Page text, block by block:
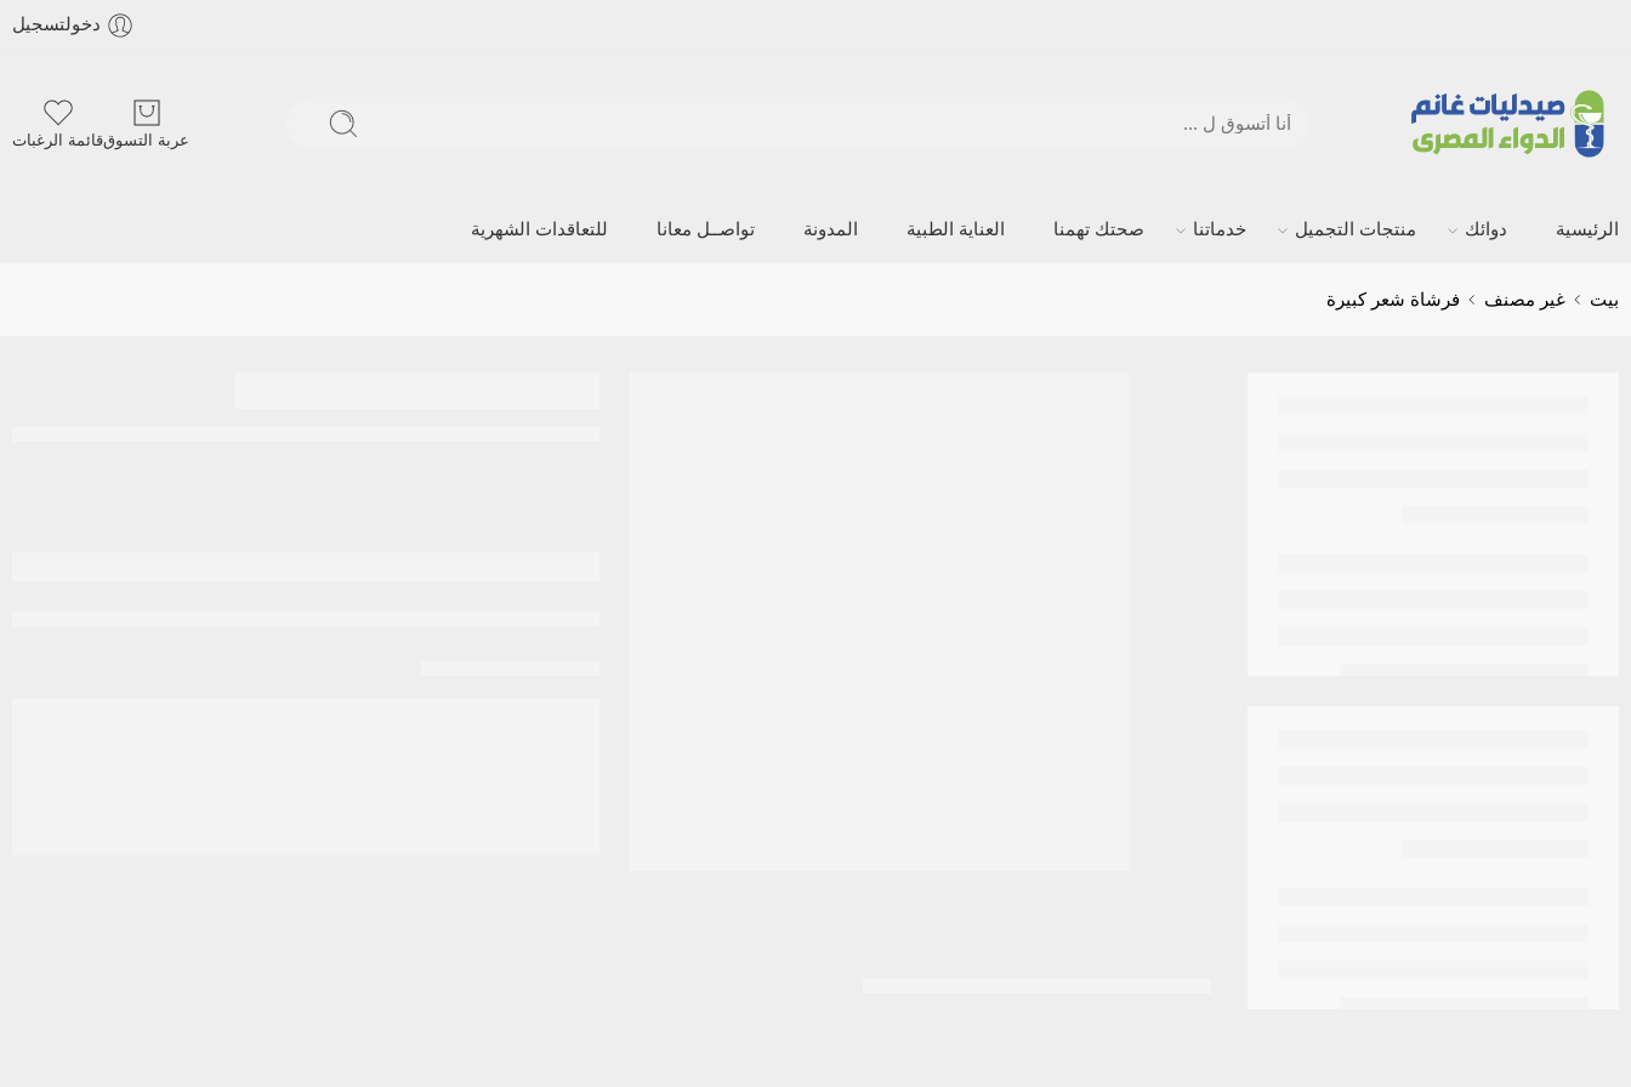
دخولتسجيل
عربة التسوققائمة الرغبات
الرئيسية دوائك منتجات التجميل خدماتنا صحتك تهمنا العناية الطبية المدونة تواصــل معانا للتعاقدات الشهرية
بيت غير مصنف فرشاة شعر كبيرة